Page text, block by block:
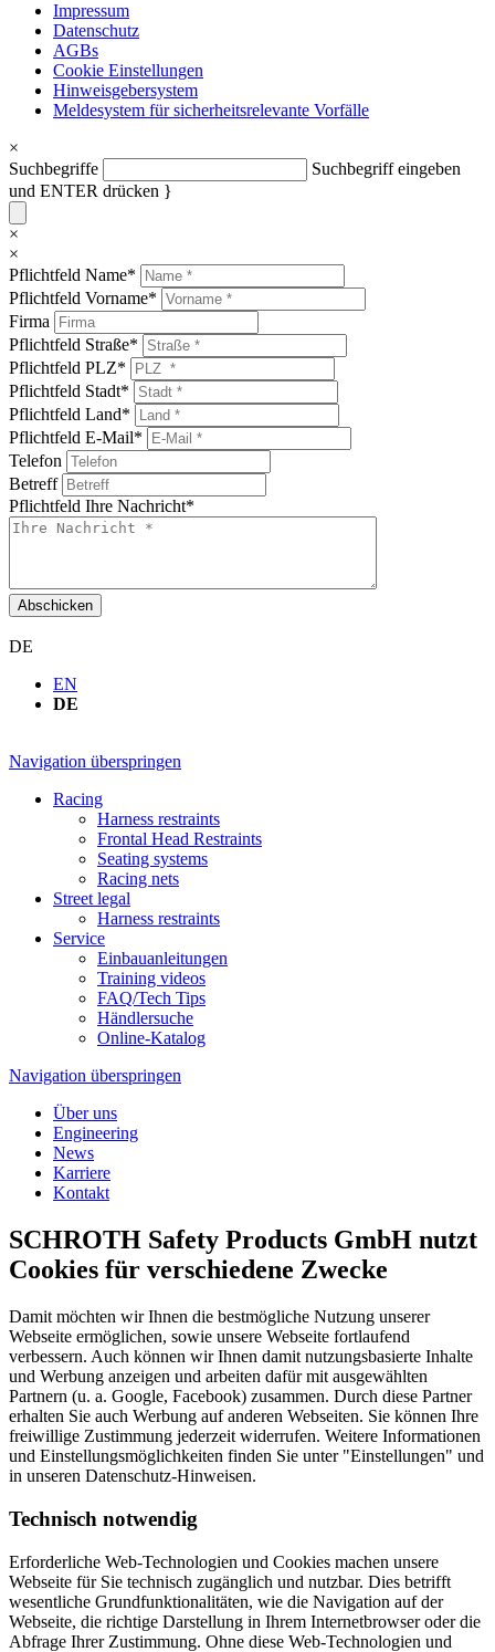
Impressum
Datenschutz
AGBs
Cookie Einstellungen
Hinweisgebersystem
Meldesystem für sicherheitsrelevante Vorfälle
×
Suchbegriffe
Suchbegriff eingeben
und ENTER drücken }
×
×
Pflichtfeld Name*
Pflichtfeld Vorname*
Firma
Pflichtfeld Straße*
Pflichtfeld PLZ*
Pflichtfeld Stadt*
Pflichtfeld Land*
Pflichtfeld E-Mail*
Telefon
Betreff
Pflichtfeld Ihre Nachricht*
Abschicken
DE
EN
DE
Navigation überspringen
Racing
Harness restraints
Frontal Head Restraints
Seating systems
Racing nets
Street legal
Harness restraints
Service
Einbauanleitungen
Training videos
FAQ/Tech Tips
Händlersuche
Online-Katalog
Navigation überspringen
Über uns
Engineering
News
Karriere
Kontakt
SCHROTH Safety Products GmbH nutzt
Cookies für verschiedene Zwecke
Damit möchten wir Ihnen die bestmögliche Nutzung unserer
Webseite ermöglichen, sowie unsere Webseite fortlaufend
verbessern. Auch können wir Ihnen damit nutzungsbasierte Inhalte
und Werbung anzeigen und arbeiten dafür mit ausgewählten
Partnern (u. a. Google, Facebook) zusammen. Durch diese Partner
erhalten Sie auch Werbung auf anderen Webseiten. Sie können Ihre
freiwillige Zustimmung jederzeit widerrufen. Weitere Informationen
und Einstellungsmöglichkeiten finden Sie unter "Einstellungen" und
in unseren Datenschutz-Hinweisen.
Technisch notwendig
Erforderliche Web-Technologien und Cookies machen unsere
Webseite für Sie technisch zugänglich und nutzbar. Dies betrifft
wesentliche Grundfunktionalitäten, wie die Navigation auf der
Webseite, die richtige Darstellung in Ihrem Internetbrowser oder die
Abfrage Ihrer Zustimmung. Ohne diese Web-Technologien und